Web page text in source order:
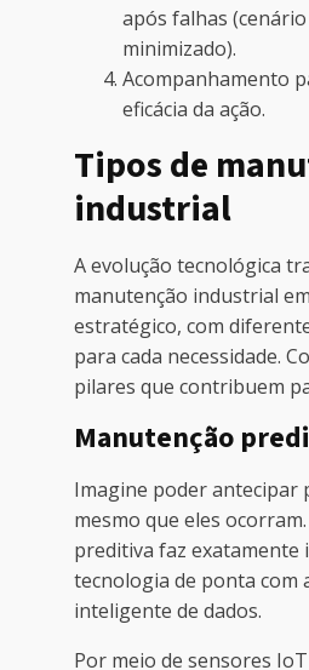
após falhas
minimizado).
Acompanhamento
eficácia da ação.
Tipos de
industrial
A evolução tecnológica
manutenção industrial
estratégico, com
para cada necessidade.
pilares que contribuem
Manutenção
Imagine poder antecipar
mesmo que eles
preditiva faz exatamente
tecnologia de ponta com
inteligente de dados.
Por meio de sensores